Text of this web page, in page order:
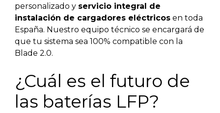
personalizado y servicio integral de
instalación de cargadores eléctricos en toda
España. Nuestro equipo técnico se encargará de
que tu sistema sea 100% compatible con la
Blade 2.0.
¿Cuál es el futuro de
las baterías LFP?